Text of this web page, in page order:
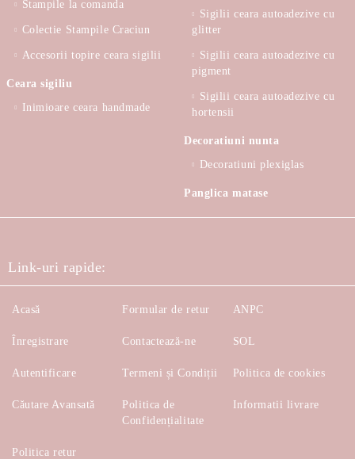
Stampile la comanda
Colectie Stampile Craciun
Accesorii topire ceara sigilii
Ceara sigiliu
Inimioare ceara handmade
Sigilii ceara autoadezive cu
glitter
Sigilii ceara autoadezive cu
pigment
Sigilii ceara autoadezive cu
hortensii
Decoratiuni nunta
Decoratiuni plexiglas
Panglica matase
Link-uri rapide:
Acasă
Înregistrare
Autentificare
Căutare Avansată
Formular de retur
Contactează-ne
Termeni și Condiții
Politica de
Confidențialitate
ANPC
SOL
Politica de cookies
Informatii livrare
Politica retur